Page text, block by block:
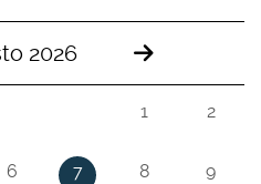
2026
1 2
6 7 8 9